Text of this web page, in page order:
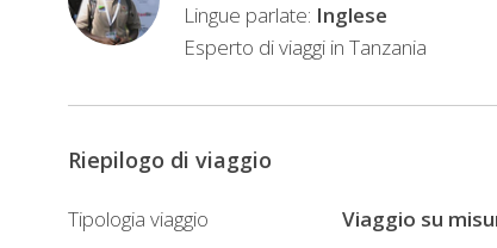
Lingue parlate: Inglese
Esperto di viaggi in Tanzania
Riepilogo di viaggio
Tipologia viaggio
Viaggio su